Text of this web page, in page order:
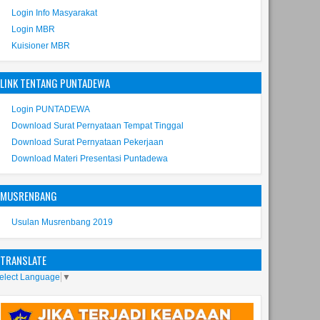
Login Info Masyarakat
Login MBR
Kuisioner MBR
LINK TENTANG PUNTADEWA
Login PUNTADEWA
Download Surat Pernyataan Tempat Tinggal
Download Surat Pernyataan Pekerjaan
Download Materi Presentasi Puntadewa
MUSRENBANG
Usulan Musrenbang 2019
TRANSLATE
Language ▼